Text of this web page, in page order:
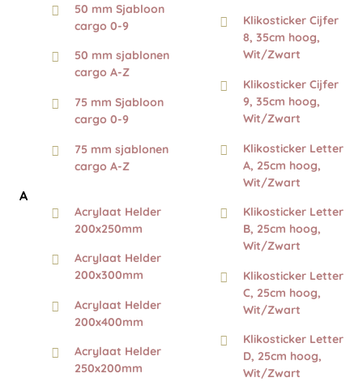
50 mm Sjabloon
cargo 0-9
50 mm sjablonen
cargo A-Z
75 mm Sjabloon
cargo 0-9
75 mm sjablonen
cargo A-Z
A
Acrylaat Helder
200x250mm
Acrylaat Helder
200x300mm
Acrylaat Helder
200x400mm
Acrylaat Helder
250x200mm
Klikosticker Cijfer
8, 35cm hoog,
Wit/Zwart
Klikosticker Cijfer
9, 35cm hoog,
Wit/Zwart
Klikosticker Letter
A, 25cm hoog,
Wit/Zwart
Klikosticker Letter
B, 25cm hoog,
Wit/Zwart
Klikosticker Letter
C, 25cm hoog,
Wit/Zwart
Klikosticker Letter
D, 25cm hoog,
Wit/Zwart